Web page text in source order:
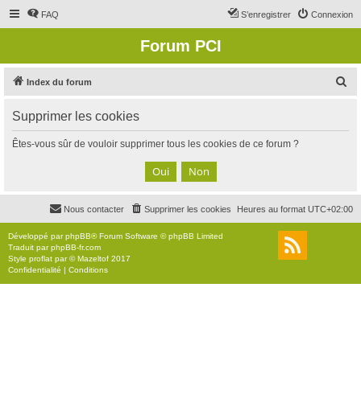
FAQ Connexion
S’enregistrer
Forum PCI
Index du forum
c
Supprimer les cookies
Êtes-vous sûr de vouloir supprimer tous les cookies de ce forum ?
Heures au format UTC+02:00
Supprimer les cookies
Nous contacter
Développé parphpBB® Forum Software © phpBB Limited
Traduit parphpBB-fr.com
Style proflat par ©Mazeltof 2017
Confidentialité | Conditions